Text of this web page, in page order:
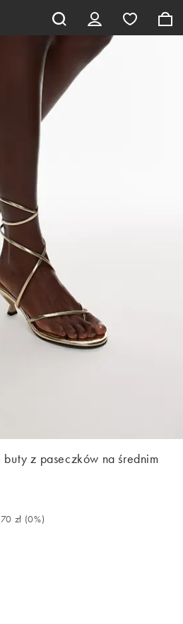
buty z paseczków na średnim
od 30 dni 59,70 zł (0%). Było
zł (0%)